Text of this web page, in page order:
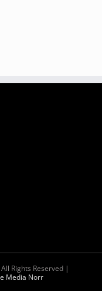
Rights Reserved |
Media Norr